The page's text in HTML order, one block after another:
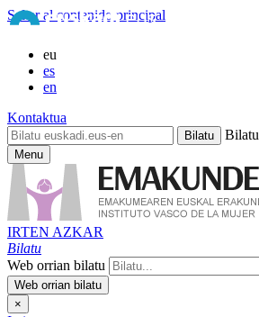
Saltar al contenido principal
eu
es
en
Kontaktua
Bilatu
Menu
IRTEN AZKAR
Bilatu
Web orrian bilatu
×